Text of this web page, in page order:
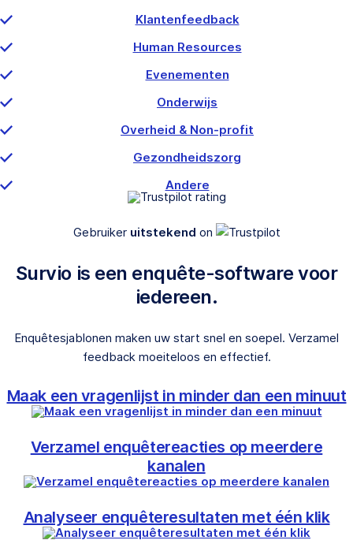
Klantenfeedback
Human Resources
Evenementen
Onderwijs
Overheid & Non-profit
Gezondheidszorg
Andere
Gebruiker uitstekend on
Survio is een enquête-software voor
iedereen.
Enquêtesjablonen maken uw start snel en soepel. Verzamel
feedback moeiteloos en effectief.
Maak een vragenlijst in minder dan een minuut
Verzamel enquêtereacties op meerdere
kanalen
Analyseer enquêteresultaten met één klik